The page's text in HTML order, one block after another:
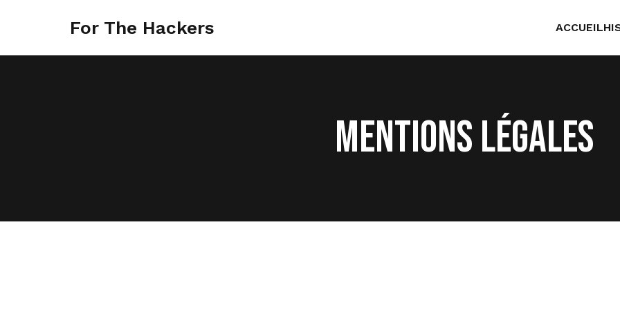
For The Hackers ACCUEIL
Mentions Légales